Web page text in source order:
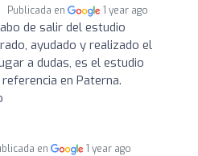
Publicada en 1 year ago
de salir del estudio
ayudado y realizado el
a dudas, es el estudio
en Paterna.
en 1 year ago